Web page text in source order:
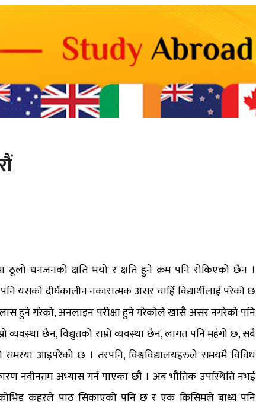
ठूलो धनजनको क्षति भयो र क्षति हुने क्रम पनि रोकिएको छैन ।
यसको दीर्घकालीन नकारात्मक असर चाहिँ विद्यार्थीलाई परेको छ
हुने गरेको, अनलाइन परीक्षा हुने गरेकोले खासै असर नगरेको पनि
छैन, विद्युतको राम्रो व्यवस्था छैन, लागत पनि महंगो छ, सबै
आइपरेको छ । तरपनि, विश्वविद्यालयहरुले समयमै विविध
नवीनतम अभ्यास गर्न पाएका छौं । अब भौतिक उपस्थिति नभई
कहरले पाठ सिकाएको पनि छ र एक किसिमले बाध्य पनि